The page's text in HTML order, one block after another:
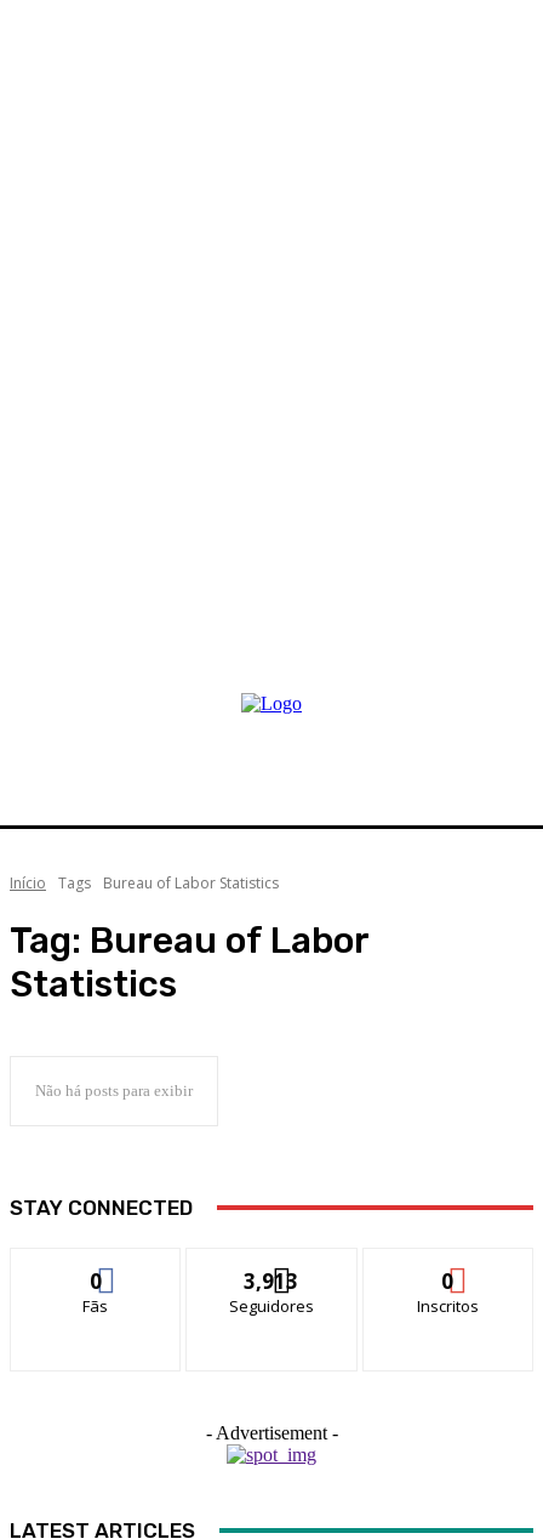
Início Tags Bureau of Labor Statistics
Tag: Bureau of Labor
Statistics
Não há posts para exibir
STAY CONNECTED
0
Fãs
3,913
Seguidores
0
Inscritos
- Advertisement -
LATEST ARTICLES